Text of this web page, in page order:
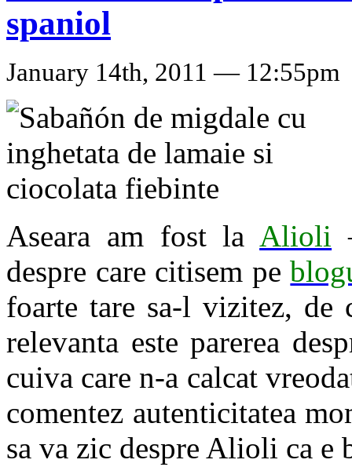
spaniol
January 14th, 2011 — 12:55pm
Aseara am fost la Alioli
despre care citisem pe
foarte tare sa-l vizitez, de
relevanta este parerea
cuiva care n-a calcat
comentez autenticitatea
sa va zic despre Alioli ca e